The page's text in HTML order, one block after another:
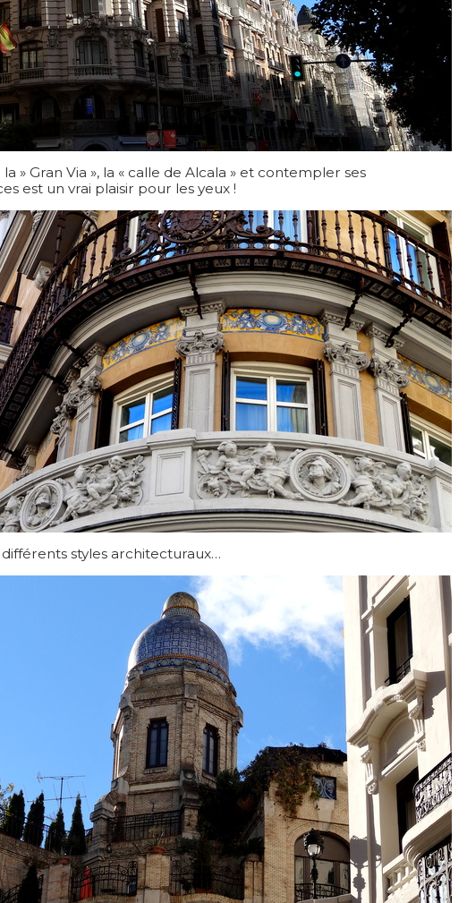
» Gran Via », la « calle de Alcala » et contempler ses
est un vrai plaisir pour les yeux !
styles architecturaux…